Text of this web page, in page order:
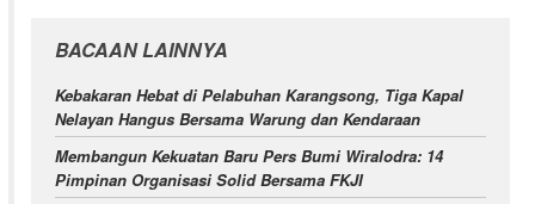
BACAAN LAINNYA
Kebakaran Hebat di Pelabuhan Karangsong, Tiga Kapal
Nelayan Hangus Bersama Warung dan Kendaraan
Membangun Kekuatan Baru Pers Bumi Wiralodra: 14
Pimpinan Organisasi Solid Bersama FKJI